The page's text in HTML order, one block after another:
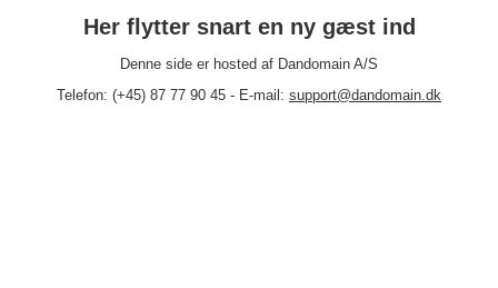
Her flytter snart en ny gæst ind
Denne side er hosted af Dandomain A/S
Telefon: (+45) 87 77 90 45 - E-mail: support@dandomain.dk